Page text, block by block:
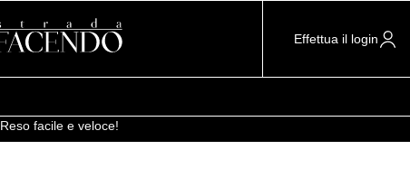
Effettua il login
Reso facile e veloce!